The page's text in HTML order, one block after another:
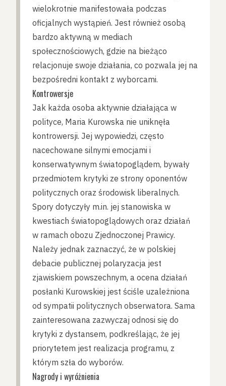
wielokrotnie manifestowała podczas
oficjalnych wystąpień. Jest również osobą
bardzo aktywną w mediach
społecznościowych, gdzie na bieżąco
relacjonuje swoje działania, co pozwala jej na
bezpośredni kontakt z wyborcami.
Kontrowersje
Jak każda osoba aktywnie działająca w
polityce, Maria Kurowska nie uniknęła
kontrowersji. Jej wypowiedzi, często
nacechowane silnymi emocjami i
konserwatywnym światopoglądem, bywały
przedmiotem krytyki ze strony oponentów
politycznych oraz środowisk liberalnych.
Spory dotyczyły m.in. jej stanowiska w
kwestiach światopoglądowych oraz działań
w ramach obozu Zjednoczonej Prawicy.
Należy jednak zaznaczyć, że w polskiej
debacie publicznej polaryzacja jest
zjawiskiem powszechnym, a ocena działań
posłanki Kurowskiej jest ściśle uzależniona
od sympatii politycznych obserwatora. Sama
zainteresowana zazwyczaj odnosi się do
krytyki z dystansem, podkreślając, że jej
priorytetem jest realizacja programu, z
którym szła do wyborów.
Nagrody i wyróżnienia